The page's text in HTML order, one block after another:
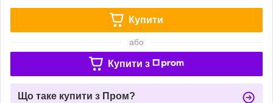
Купити
або
Купити з
Що таке купити з Пром?